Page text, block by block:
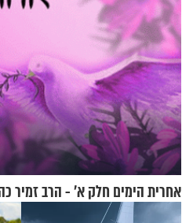
אחרית הימים חלק א’ - הרב זמיר